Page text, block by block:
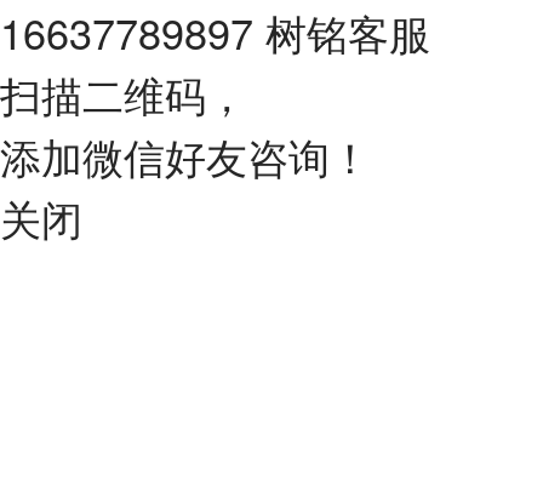
16637789897 树铭客服
扫描二维码，
添加微信好友咨询！
关闭